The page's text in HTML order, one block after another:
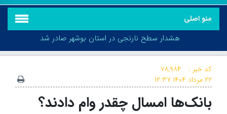
منو اصلی
هشدار سطح نارنجی در استان بوشهر صادر شد
هشدار سطح نارنجی در استان بوشهر صادر شد
کد خبر :
۷۸,۹۸۴
۲۲ مرداد ۱۴۰۴
۱۲:۳۷
بانک‌ها امسال چقدر وام دادند؟